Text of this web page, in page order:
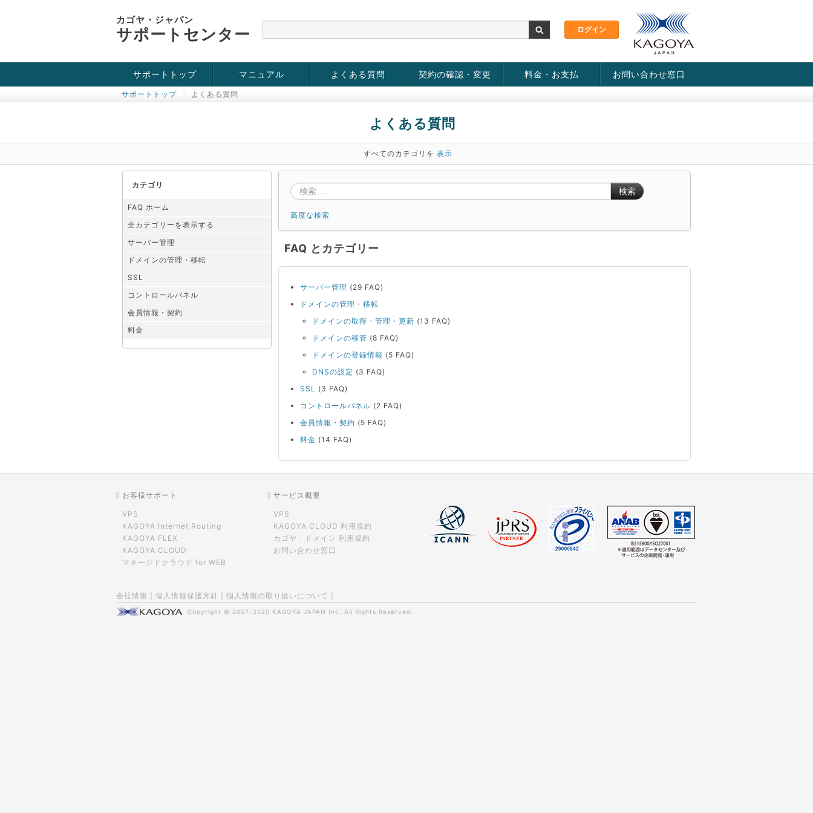
カゴヤ・ジャパン
サポートセンター
サポートトップ
お役立ち情報
チュートリアル
障害・メンテナンス情報
マニュアル よくある質問 契約の確認・変更 料金・お支払 お問い合わせ窓口
サポートトップ よくある質問
よくある質問
すべてのカテゴリを 表示
カテゴリ
FAQ ホーム
全カテゴリーを表示する
サーバー管理
ドメインの管理・移転
SSL
コントロールパネル
会員情報・契約
料金
検索
高度な検索
FAQ とカテゴリー
サーバー管理 (29 FAQ)
ドメインの管理・移転
ドメインの取得・管理・更新 (13 FAQ)
ドメインの移管 (8 FAQ)
ドメインの登録情報 (5 FAQ)
DNSの設定 (3 FAQ)
SSL (3 FAQ)
コントロールパネル (2 FAQ)
会員情報・契約 (5 FAQ)
料金 (14 FAQ)
お客様サポート
VPS
KAGOYA Internet Routing
KAGOYA FLEX
KAGOYA CLOUD
マネージドクラウド for WEB
サービス概要
VPS
KAGOYA CLOUD 利用規約
カゴヤ・ドメイン 利用規約
お問い合わせ窓口
会社情報 個人情報保護方針 個人情報の取り扱いについて
Copyright © 2007-2020 KAGOYA JAPAN Inc. All Rights Reserved.